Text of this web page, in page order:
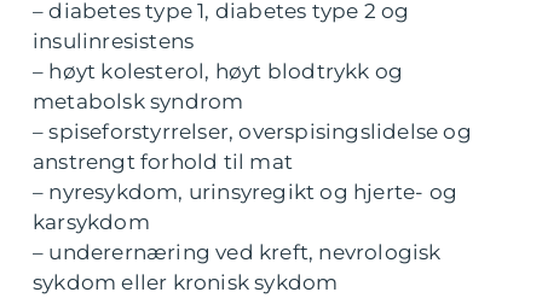
– diabetes type 1, diabetes type 2 og
insulinresistens
– høyt kolesterol, høyt blodtrykk og
metabolsk syndrom
– spiseforstyrrelser, overspisingslidelse og
anstrengt forhold til mat
– nyresykdom, urinsyregikt og hjerte- og
karsykdom
– underernæring ved kreft, nevrologisk
sykdom eller kronisk sykdom